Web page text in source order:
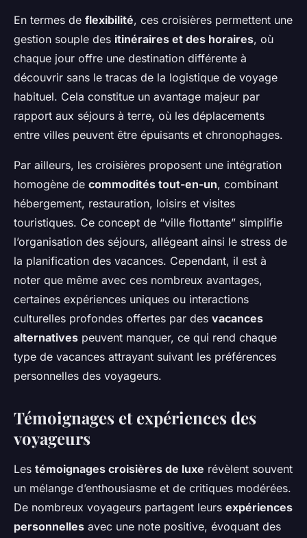
En termes de flexibilité, ces croisières permettent une
gestion souple des itinéraires et des horaires, où
chaque jour offre une destination différente à
découvrir sans le tracas de la logistique de voyage
habituel. Cela constitue un avantage majeur par
rapport aux séjours à terre, où les déplacements
entre villes peuvent être épuisants et chronophages.
Par ailleurs, les croisières proposent une intégration
homogène de commodités tout-en-un, combinant
hébergement, restauration, loisirs et visites
touristiques. Ce concept de “ville flottante” simplifie
l’organisation des séjours, allégeant ainsi le stress de
la planification des vacances. Cependant, il est à
noter que même avec ces nombreux avantages,
certaines expériences uniques ou interactions
culturelles profondes offertes par des vacances
alternatives peuvent manquer, ce qui rend chaque
type de vacances attrayant suivant les préférences
personnelles des voyageurs.
Témoignages et expériences des
voyageurs
Les témoignages croisières de luxe révèlent souvent
un mélange d’enthousiasme et de critiques modérées.
De nombreux voyageurs partagent leurs expériences
personnelles avec une note positive, évoquant des